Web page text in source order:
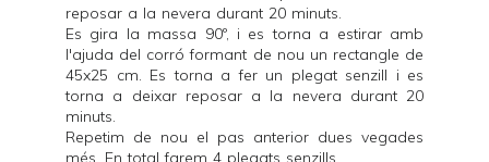
reposar a la nevera durant 20 minuts.
Es gira la massa 90º, i es torna a estirar amb
l'ajuda del corró formant de nou un rectangle de
45x25 cm. Es torna a fer un plegat senzill i es
torna a deixar reposar a la nevera durant 20
minuts.
Repetim de nou el pas anterior dues vegades
més. En total farem 4 plegats senzills.